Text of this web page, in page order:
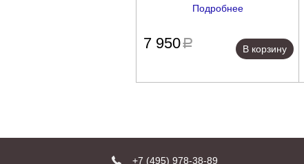
My Canvas New Beginnings
Подробнее
7 950a
В корзину
+7 (495) 978-38-89